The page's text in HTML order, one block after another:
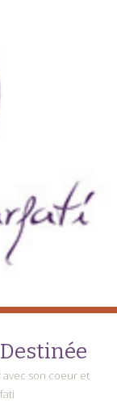
avec son coeur et